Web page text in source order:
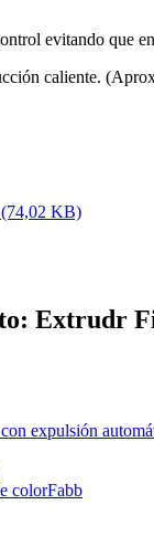
evitando que
caliente.
(74,02 KB)
Extrudr
expulsión
colorFabb